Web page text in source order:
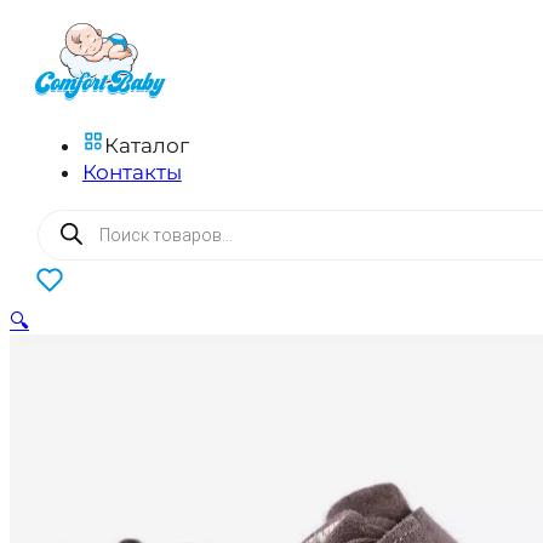
Каталог
Контакты
Поиск
товаров
0
🔍